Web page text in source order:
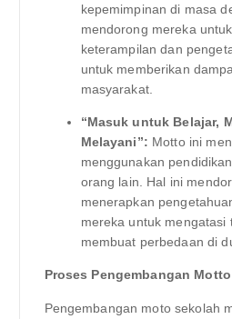
kepemimpinan di masa
mendorong mereka
keterampilan dan
untuk memberikan
masyarakat.
“Masuk untuk Belajar,
Melayani”: Motto ini
menggunakan
orang lain. Hal ini
menerapkan
mereka untuk mengatasi
membuat perbedaan di
Proses Pengembangan
Pengembangan moto sekolah